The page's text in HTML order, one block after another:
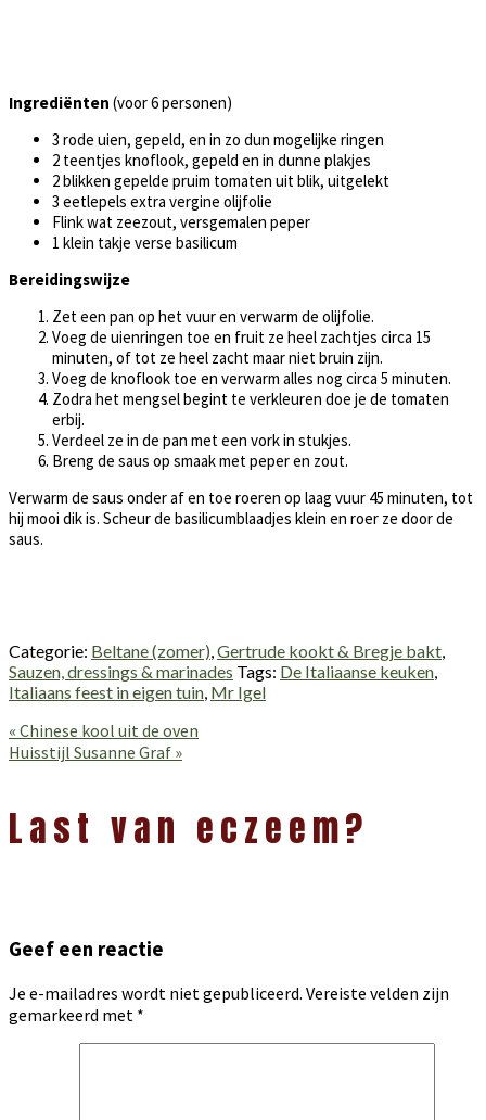
Ingrediënten (voor 6 personen)
3 rode uien, gepeld, en in zo dun mogelijke ringen
2 teentjes knoflook, gepeld en in dunne plakjes
2 blikken gepelde pruim tomaten uit blik, uitgelekt
3 eetlepels extra vergine olijfolie
Flink wat zeezout, versgemalen peper
1 klein takje verse basilicum
Bereidingswijze
Zet een pan op het vuur en verwarm de olijfolie.
Voeg de uienringen toe en fruit ze heel zachtjes circa 15
minuten, of tot ze heel zacht maar niet bruin zijn.
Voeg de knoflook toe en verwarm alles nog circa 5 minuten.
Zodra het mengsel begint te verkleuren doe je de tomaten
erbij.
Verdeel ze in de pan met een vork in stukjes.
Breng de saus op smaak met peper en zout.
Verwarm de saus onder af en toe roeren op laag vuur 45 minuten, tot
hij mooi dik is. Scheur de basilicumblaadjes klein en roer ze door de
saus.
Categorie: Beltane (zomer),Gertrude kookt & Bregje bakt,
Sauzen, dressings & marinades Tags: De Italiaanse keuken,
Italiaans feest in eigen tuin, Mr Igel
Vorig
bericht:
« Chinese kool uit de oven
Volgend
Huisstijl Susanne Graf »
Interacties
Last van eczeem?
Geef een reactie
Je e-mailadres wordt niet gepubliceerd. Vereiste velden zijn
gemarkeerd met *